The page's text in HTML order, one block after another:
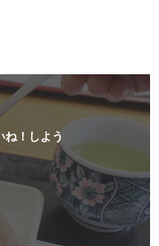
ね！しよう